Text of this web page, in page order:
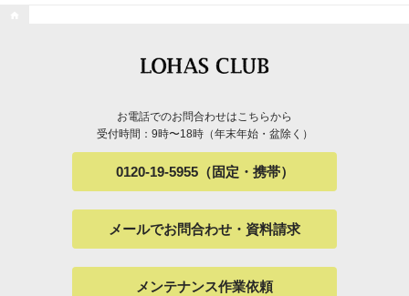
お電話でのお問合わせはこちらから
受付時間：9時〜18時（年末年始・盆除く）
0120-19-5955（固定・携帯）
メールでお問合わせ・資料請求
メンテナンス作業依頼